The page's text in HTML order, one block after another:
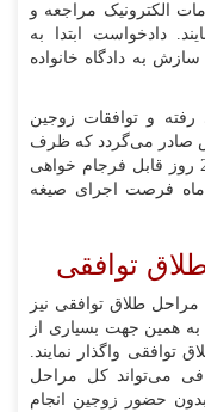
الکترونیک مراجعه و
دادخواست ابتدا به
به دادگاه خانواده
رفته و توافقات زوجین
صادر می‌گردد که ظرف
20 روز قابل تجدیدنظر خواهی و ظرف 20 روز قابل فرجام خواهی
فرصت اجرای صیغه
توافقی
طلاق توافقی نیز
همین جهت بسیاری از
توافقی واگذار نمایند.
می‌تواند کل مراحل
حضور زوجین انجام